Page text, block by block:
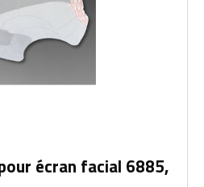
écran facial 6885,